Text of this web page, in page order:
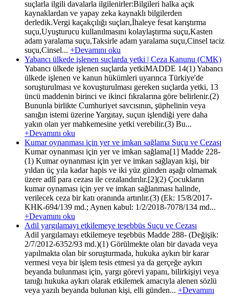
suçlarla ilgili davalarla ilgilenirler:Bilgileri halka açık
kaynaklardan ve yapay zeka kaynaklı bilgilerden
derledik.Vergi kaçakçılığı suçları,İhaleye fesat karıştırma
suçu,Uyuşturucu kullanılmasını kolaylaştırma suçu,Kasten
adam yaralama suçu,Taksirle adam yaralama suçu,Cinsel taciz
suçu,Cinsel... +Devamını oku
Yabancı ülkede işlenen suçlarda yetki | Ceza Kanunu (CMK)
Yabancı ülkede işlenen suçlarda yetkiMADDE 14(1) Yabancı
ülkede işlenen ve kanun hükümleri uyarınca Türkiye'de
soruşturulması ve kovuşturulması gereken suçlarda yetki, 13
üncü maddenin birinci ve ikinci fıkralarına göre belirlenir.(2)
Bununla birlikte Cumhuriyet savcısının, şüphelinin veya
sanığın istemi üzerine Yargıtay, suçun işlendiği yere daha
yakın olan yer mahkemesine yetki verebilir.(3) Bu...
+Devamını oku
Kumar oynanması için yer ve imkan sağlama Suçu ve Cezası
Kumar oynanması için yer ve imkan sağlama[1] Madde 228-
(1) Kumar oynanması için yer ve imkan sağlayan kişi, bir
yıldan üç yıla kadar hapis ve iki yüz günden aşağı olmamak
üzere adlî para cezası ile cezalandırılır.[2](2) Çocukların
kumar oynaması için yer ve imkan sağlanması halinde,
verilecek ceza bir katı oranında artırılır.(3) (Ek: 15/8/2017-
KHK-694/139 md.; Aynen kabul: 1/2/2018-7078/134 md...
+Devamını oku
Adil yargılamayı etkilemeye teşebbüs Suçu ve Cezası
Adil yargılamayı etkilemeye teşebbüs Madde 288- (Değişik:
2/7/2012-6352/93 md.)(1) Görülmekte olan bir davada veya
yapılmakta olan bir soruşturmada, hukuka aykırı bir karar
vermesi veya bir işlem tesis etmesi ya da gerçeğe aykırı
beyanda bulunması için, yargı görevi yapanı, bilirkişiyi veya
tanığı hukuka aykırı olarak etkilemek amacıyla alenen sözlü
veya yazılı beyanda bulunan kişi, elli günden... +Devamını